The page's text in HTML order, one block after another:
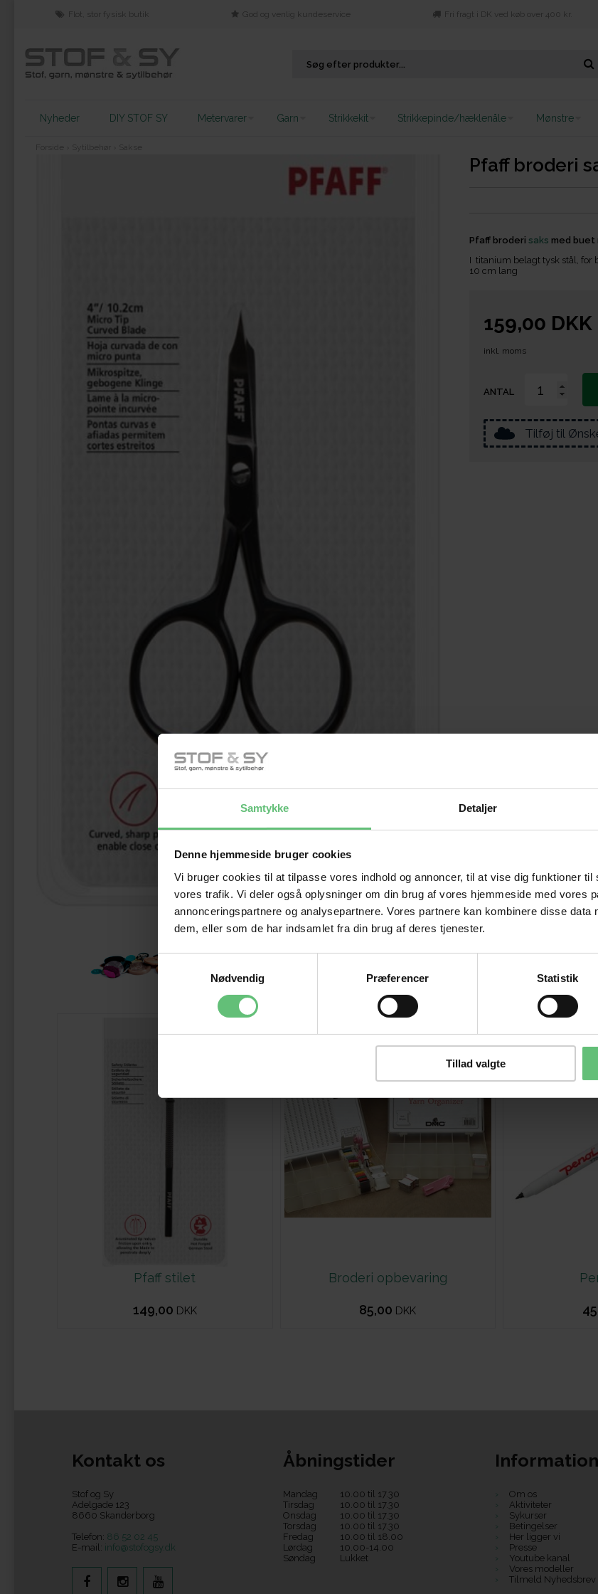
Samtykke Detaljer
Denne hjemmeside bruger cookies
Vi bruger cookies til at tilpasse vores indhold og annoncer, til at vise dig funktioner
vores trafik. Vi deler også oplysninger om din brug af vores hjemmeside med vores
annonceringspartnere og analysepartnere. Vores partnere kan kombinere disse data
dem, eller som de har indsamlet fra din brug af deres tjenester.
Nødvendig
Præferencer Statistik
Tillad valgte
Flot, stor fysisk butik God og venlig kundeservice Fri fragt i DK ved køb over 400 kr.
Nyheder DIY STOF SY Metervarer Garn Strikkekit Strikkepinde/hæklenåle Mønstre
Sytilbehør
Pfaff broderi
Pfaff broderi saks med buet
I titanium belagt tysk stål, for
10 cm lang
159,00 DKK
inkl. moms
ANTAL
Tilføj til
Kunder købte også
Pfaff stilet
149,00 DKK
Broderi opbevaring
85,00 DKK
Kontakt os
Stof og Sy
Adelgade 123
8660 Skanderborg
Telefon: 86 52 02 45
E-mail: info@stofogsy.dk
Åbningstider
Mandag
10.00 til 17.30
Tirsdag
10.00 til 17.30
Onsdag
10.00 til 17.30
Torsdag
10.00 til 17.30
Fredag
10.00 til 18.00
Lørdag
10.00-14.00
Søndag
Lukket
Information
Om os
Aktiviteter
Sykurser
Betingelser
Her ligger vi
Presse
Youtube kanal
Vores modeller
Tilmeld Nyhedsbrev